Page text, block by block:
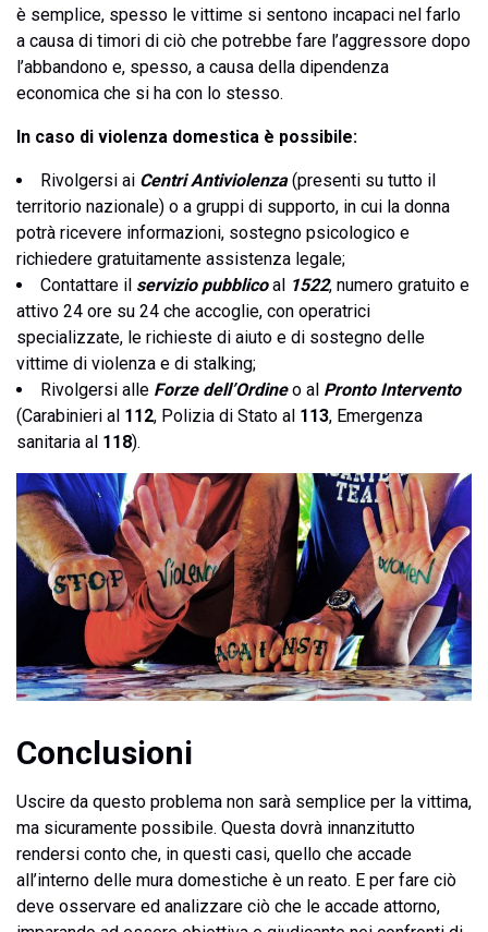
è semplice, spesso le vittime si sentono incapaci nel farlo
a causa di timori di ciò che potrebbe fare l’aggressore dopo
l’abbandono e, spesso, a causa della dipendenza
economica che si ha con lo stesso.
In caso di violenza domestica è possibile:
Rivolgersi ai Centri Antiviolenza(presenti su tutto il
territorio nazionale) o a gruppi di supporto, in cui la donna
potrà ricevere informazioni, sostegno psicologico e
richiedere gratuitamente assistenza legale;
Contattare il servizio pubblicoal 1522, numero gratuito e
attivo 24 ore su 24 che accoglie, con operatrici
specializzate, le richieste di aiuto e di sostegno delle
vittime di violenza e di stalking;
Rivolgersi alle Forze dell’Ordineo al Pronto Intervento
(Carabinieri al 112, Polizia di Stato al 113, Emergenza
sanitaria al 118).
Conclusioni
Uscire da questo problema non sarà semplice per la vittima,
ma sicuramente possibile. Questa dovrà innanzitutto
rendersi conto che, in questi casi, quello che accade
all’interno delle mura domestiche è un reato. E per fare ciò
deve osservare ed analizzare ciò che le accade attorno,